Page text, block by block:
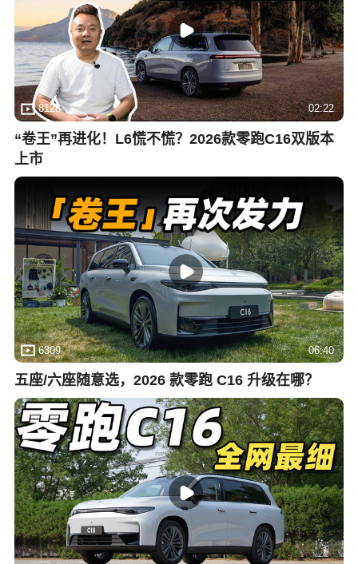
8128 02:22
“卷王”再进化！L6慌不慌？2026款零跑C16双版本
上市
6309 06:40
五座/六座随意选，2026 款零跑 C16 升级在哪？